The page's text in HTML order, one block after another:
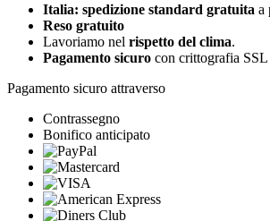
Italia: spedizione standard gratuita a
Reso gratuito
Lavoriamo nel rispetto del clima.
Pagamento sicuro con crittografia SSL
Pagamento sicuro attraverso
Contrassegno
Bonifico anticipato